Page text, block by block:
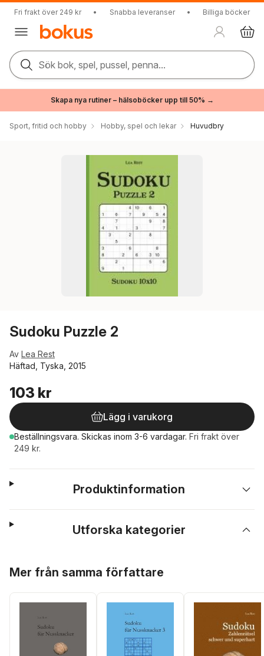
Fri frakt över 249 kr • Snabba leveranser • Billiga böcker
Sök bok, spel, pussel, penna...
Skapa nya rutiner – hälsoböcker upp till 50% →
Sport, fritid och hobby Hobby, spel och lekar Huvudbry
Sudoku Puzzle 2
Av Lea Rest
Häftad, Tyska, 2015
103 kr
Lägg i varukorg
Beställningsvara. Skickas inom 3-6 vardagar. Fri frakt över
249 kr.
Produktinformation
Utforska kategorier
Mer från samma författare